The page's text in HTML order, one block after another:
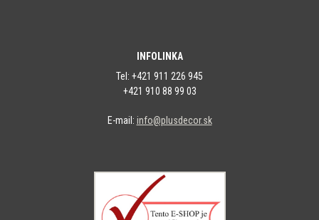
INFOLINKA
Tel: +421 911 226 945
+421 910 88 99 03
E-mail: info@plusdecor.sk